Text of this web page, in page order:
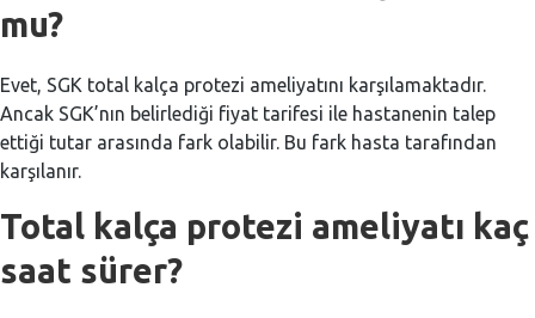
mu?
Evet, SGK total kalça protezi ameliyatını karşılamaktadır.
Ancak SGK’nın belirlediği fiyat tarifesi ile hastanenin talep
ettiği tutar arasında fark olabilir. Bu fark hasta tarafından
karşılanır.
Total kalça protezi ameliyatı kaç
saat sürer?